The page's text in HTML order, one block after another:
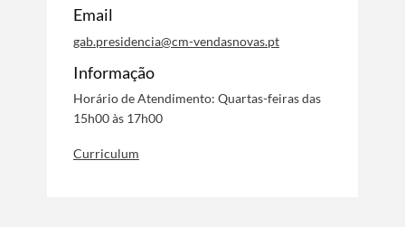
Email
gab.presidencia@cm-vendasnovas.pt
Informação
Horário de Atendimento: Quartas-feiras das
15h00 às 17h00
Curriculum